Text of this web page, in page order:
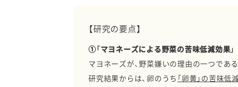
【研究の要点】
①「マヨネーズによる野菜の苦味低減効果」
マヨネーズが、野菜嫌いの理由の一つであ
研究結果からは、卵のうち 「卵黄」の苦味